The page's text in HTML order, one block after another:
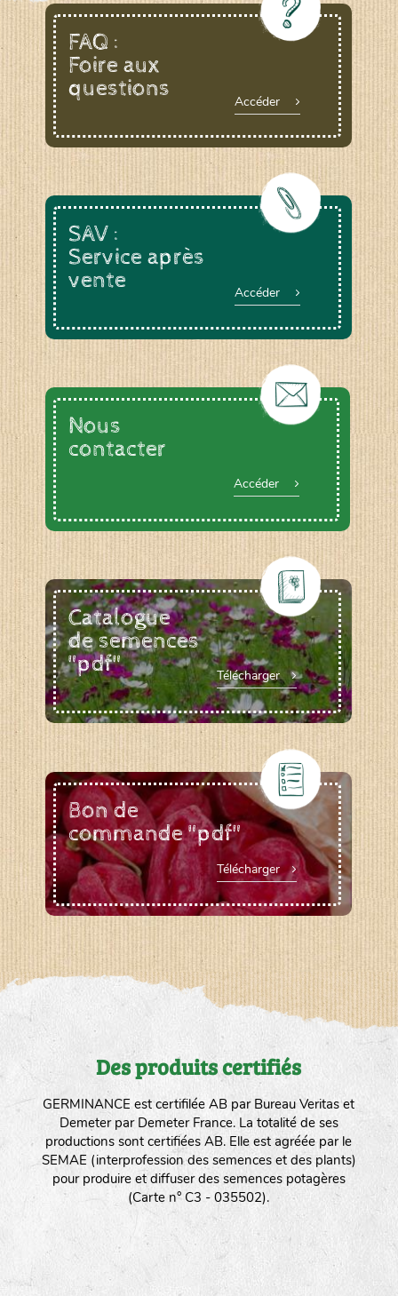
FAQ :
Foire aux
questions
Accéder
SAV :
Service après
vente
Accéder
Nous
contacter
Accéder
Catalogue
de semences
"pdf"
Télécharger
Bon de
commande "pdf"
Télécharger
Des produits certifiés
GERMINANCE est certifilée AB par Bureau Veritas et
Demeter par Demeter France. La totalité de ses
productions sont certifiées AB. Elle est agréée par le
SEMAE (interprofession des semences et des plants)
pour produire et diffuser des semences potagères
(Carte n° C3 - 035502).